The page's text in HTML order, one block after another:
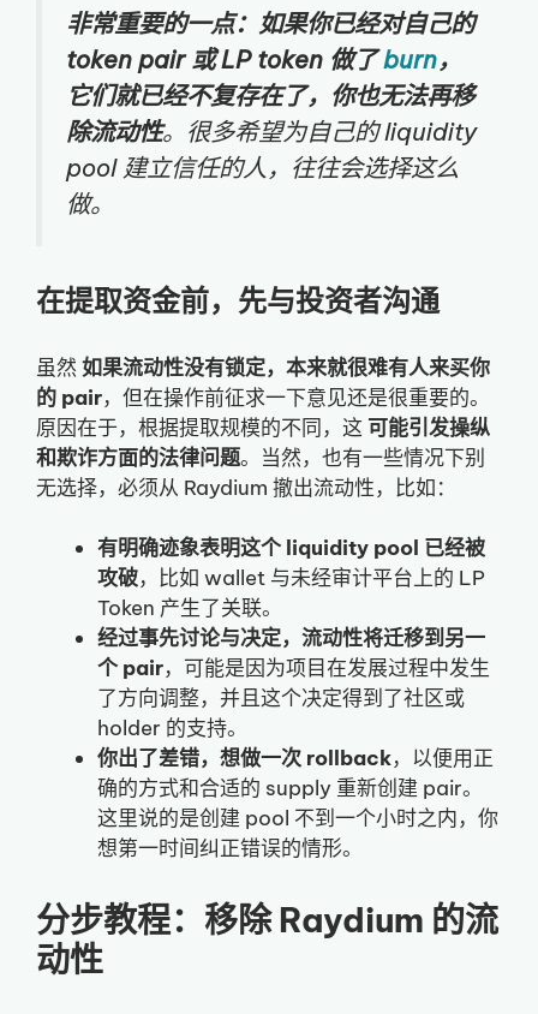
非常重要的一点：如果你已经对自己的
token pair 或 LP token 做了burn，
它们就已经不复存在了，你也无法再移
除流动性。很多希望为自己的 liquidity
pool 建立信任的人，往往会选择这么
做。
在提取资金前，先与投资者沟通
虽然 如果流动性没有锁定，本来就很难有人来买你
的 pair，但在操作前征求一下意见还是很重要的。
原因在于，根据提取规模的不同，这 可能引发操纵
和欺诈方面的法律问题。当然，也有一些情况下别
无选择，必须从 Raydium 撤出流动性，比如：
有明确迹象表明这个 liquidity pool 已经被
攻破，比如 wallet 与未经审计平台上的 LP
Token 产生了关联。
经过事先讨论与决定，流动性将迁移到另一
个 pair，可能是因为项目在发展过程中发生
了方向调整，并且这个决定得到了社区或
holder 的支持。
你出了差错，想做一次 rollback，以便用正
确的方式和合适的 supply 重新创建 pair。
这里说的是创建 pool 不到一个小时之内，你
想第一时间纠正错误的情形。
分步教程：移除 Raydium 的流
动性